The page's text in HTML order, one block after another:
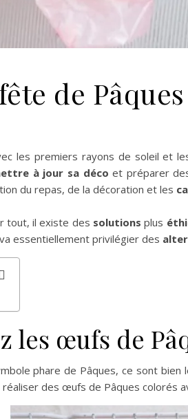
de
les premiers rayons de soleil et
à jour sa déco et préparer
du repas, de la décoration et les
tout, il existe des solutions plus
essentiellement privilégier des
les œufs de
phare de Pâques, ce sont
réaliser des œufs de Pâques colorés